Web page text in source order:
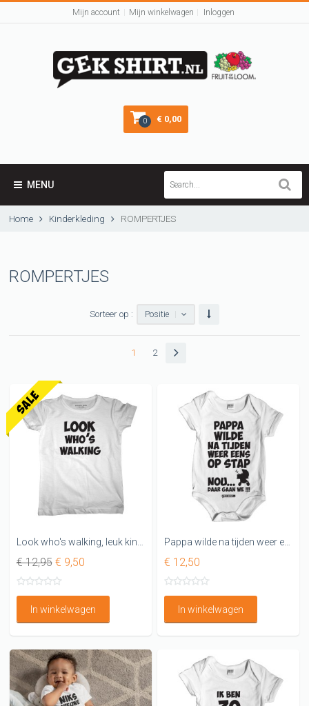
Mijn account Mijn winkelwagen Inloggen
0 € 0,00
MENU
Home Kinderkleding ROMPERTJES
ROMPERTJES
Sorteer op : Positie
1 2
Look who's walking, leuk kinder T-shirt
€ 12,95 € 9,50
In winkelwagen
Pappa wilde na tijden weer eens op stap...nou daar gaan we Leuk rompertje
€ 12,50
In winkelwagen